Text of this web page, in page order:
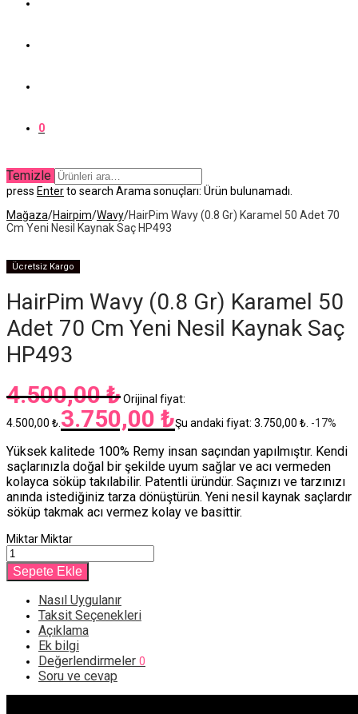
0
Temizle
press Enterto search Arama sonuçları: Ürün bulunamadı.
Mağaza/Hairpim/Wavy/HairPim Wavy (0.8 Gr) Karamel 50 Adet 70
Cm Yeni Nesil Kaynak Saç HP493
Ücretsiz Kargo
HairPim Wavy (0.8 Gr) Karamel 50
Adet 70 Cm Yeni Nesil Kaynak Saç
HP493
4.500,00₺Orijinal fiyat:
4.500,00 ₺. 3.750,00 ₺Şu andaki fiyat: 3.750,00 ₺. -17%
Yüksek kalitede 100% Remy insan saçından yapılmıştır. Kendi
saçlarınızla doğal bir şekilde uyum sağlar ve acı vermeden
kolayca söküp takılabilir. Patentli üründür. Saçınızı ve tarzınızı
anında istediğiniz tarza dönüştürün. Yeni nesil kaynak saçlardır
söküp takmak acı vermez kolay ve basittir.
MiktarMiktar
Sepete Ekle
Nasıl Uygulanır
Taksit Seçenekleri
Açıklama
Ek bilgi
Değerlendirmeler 0
Soru ve cevap